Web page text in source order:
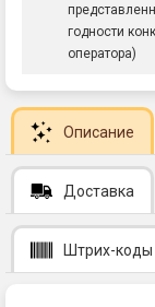
годности
оператора)
Описание
Доставка
Штрих-коды